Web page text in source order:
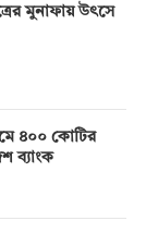
মুনাফায় উৎসে
৪০০ কোটির
ব্যাংক